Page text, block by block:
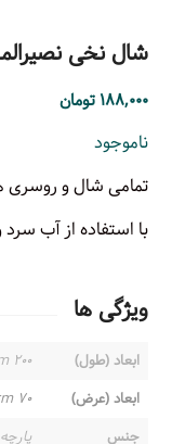
شال نخی نصیرالملک
۱۸۸,۰۰۰ تومان
ناموجود
تمامی شال و روسری
با استفاده از آب
ویژگی ها
ابعاد (طول)
۲۰۰ cm
ابعاد (عرض)
۷۰ cm
جنس